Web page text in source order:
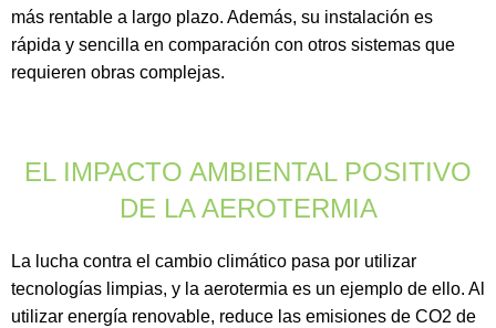
más rentable a largo plazo. Además, su instalación es
rápida y sencilla en comparación con otros sistemas que
requieren obras complejas.
EL IMPACTO AMBIENTAL POSITIVO
DE LA AEROTERMIA
La lucha contra el cambio climático pasa por utilizar
tecnologías limpias, y la aerotermia es un ejemplo de ello. Al
utilizar energía renovable, reduce las emisiones de CO2 de